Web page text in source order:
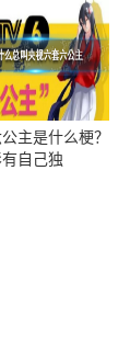
主是什么梗？
自己独